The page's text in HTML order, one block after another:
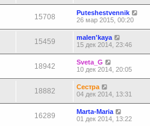
15708
Puteshestvennik
26 мар 2015, 00:20
15459
malen'kaya
15 дек 2014, 23:46
18942
Sveta_G
10 дек 2014, 20:05
18882
Сестра
04 дек 2014, 13:31
16289
Marta-Maria
01 дек 2014, 13:22